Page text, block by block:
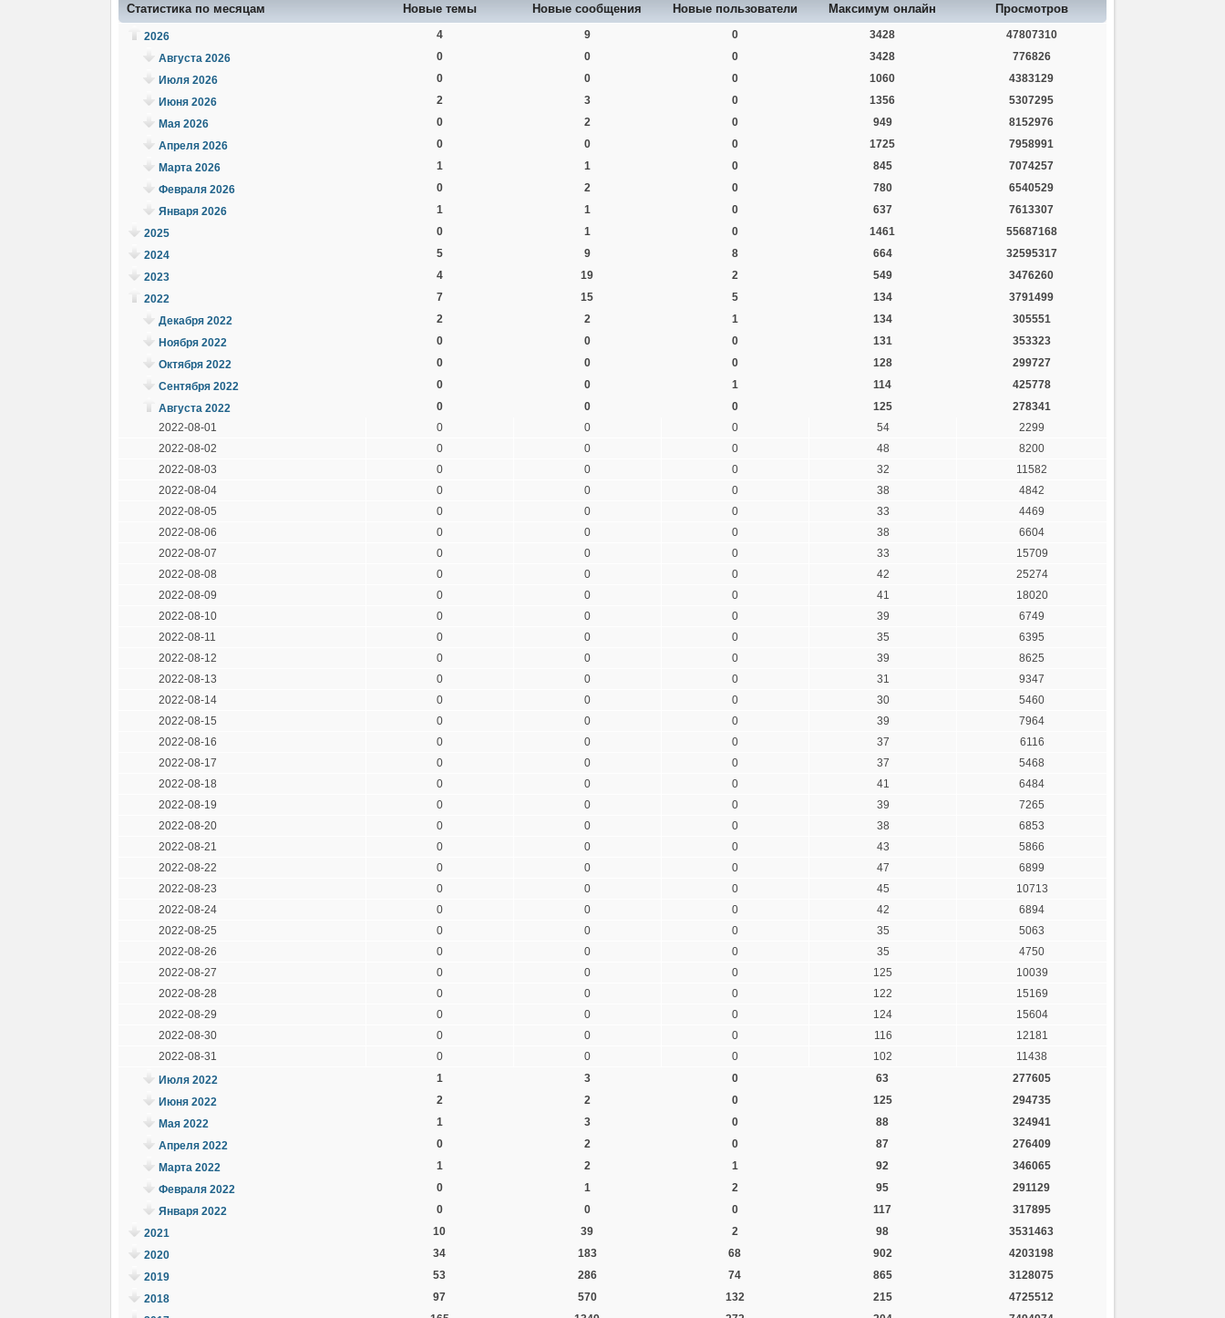
Статистика по месяцам Новые темы Новые сообщения Новые пользователи Максимум онлайн Просмотров
2026 4 9 0 3428
47807310
Августа 2026
0 0 0 3428
776826
Июля 2026
0 0 0 1060
4383129
Июня 2026
2 3 0 1356
5307295
Мая 2026
0 2 0 949
8152976
Апреля 2026
0 0 0 1725
7958991
Марта 2026
1 1 0 845
7074257
Февраля 2026
0 2 0 780
6540529
Января 2026
1 1 0 637
7613307
2025
0 1 0 1461
55687168
2024
5 9 8 664
32595317
2023
4 19 2 549
3476260
2022
7 15 5 134
3791499
Декабря 2022
2 2 1 134
305551
Ноября 2022
0 0 0 131
353323
Октября 2022
0 0 0 128
299727
Сентября 2022
0 0 1 114
425778
Августа 2022
0 0 0 125
278341
2022-08-01
0 0 0 54
2299
2022-08-02
0 0 0 48
8200
2022-08-03
0 0 0 32
11582
2022-08-04
0 0 0 38
4842
2022-08-05
0 0 0 33
4469
2022-08-06
0 0 0 38
6604
2022-08-07
0 0 0 33
15709
2022-08-08
0 0 0 42
25274
2022-08-09
0 0 0 41
18020
2022-08-10
0 0 0 39
6749
2022-08-11
0 0 0 35
6395
2022-08-12
0 0 0 39
8625
2022-08-13
0 0 0 31
9347
2022-08-14
0 0 0 30
5460
2022-08-15
0 0 0 39
7964
2022-08-16
0 0 0 37
6116
2022-08-17
0 0 0 37
5468
2022-08-18
0 0 0 41
6484
2022-08-19
0 0 0 39
7265
2022-08-20
0 0 0 38
6853
2022-08-21
0 0 0 43
5866
2022-08-22
0 0 0 47
6899
2022-08-23
0 0 0 45
10713
2022-08-24
0 0 0 42
6894
2022-08-25
0 0 0 35
5063
2022-08-26
0 0 0 35
4750
2022-08-27
0 0 0 125
10039
2022-08-28
0 0 0 122
15169
2022-08-29
0 0 0 124
15604
2022-08-30
0 0 0 116
12181
2022-08-31
0 0 0 102
11438
Июля 2022
1 3 0 63
277605
Июня 2022
2 2 0 125
294735
Мая 2022
1 3 0 88
324941
Апреля 2022
0 2 0 87
276409
Марта 2022
1 2 1 92
346065
Февраля 2022
0 1 2 95
291129
Января 2022
0 0 0 117
317895
2021
10 39 2 98
3531463
2020
34 183 68 902
4203198
2019
53 286 74 865
3128075
2018
97 570 132 215
4725512